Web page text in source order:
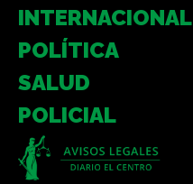
INTERNACIONAL
POLÍTICA
SALUD
POLICIAL